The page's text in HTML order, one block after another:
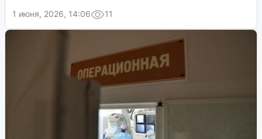
1 июня, 2026, 14:06
11